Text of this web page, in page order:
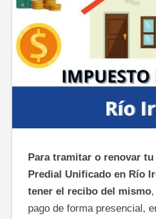
Para tramitar o renovar
Predial Unificado en Río
tener el recibo del mismo,
pago de forma presencial,